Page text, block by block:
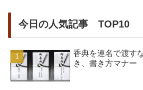
今日の人気記事 TOP10
香典を連名で渡す
き、書き方マナー